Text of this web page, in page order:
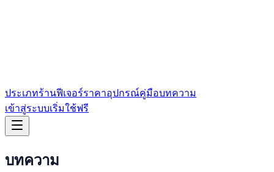
ประเภทร้านฟีเจอร์ราคาอุปกรณ์คู่มือบทความ
เข้าสู่ระบบเริ่มใช้ฟรี
บทความ